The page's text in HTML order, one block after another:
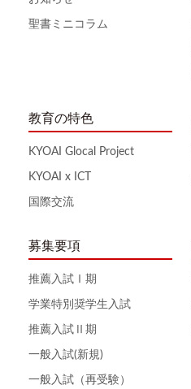
聖書ミニコラム
教育の特色
KYOAI Glocal Project
KYOAI x ICT
国際交流
募集要項
推薦入試Ⅰ期
学業特別奨学生入試
推薦入試Ⅱ期
一般入試(新規)
一般入試（再受験）